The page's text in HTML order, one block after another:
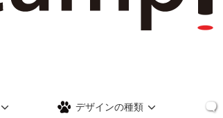
デザインの種類